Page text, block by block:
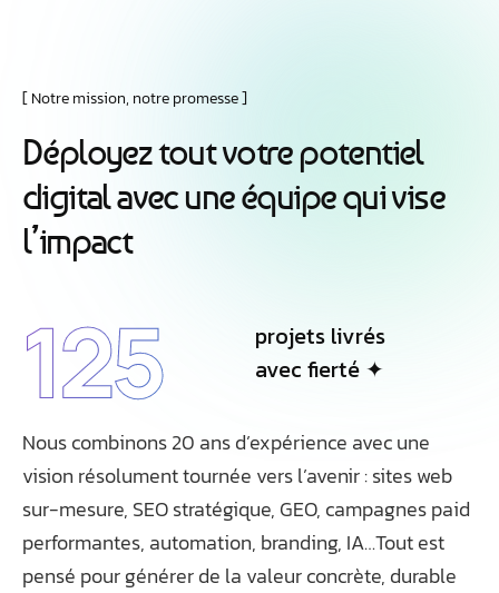
Notre mission, notre promesse
Déployeztoutvotrepotentiel
digitalavecuneéquipequivise
l’impact
projets livrés
avec fierté ✦
125
Nous combinons 20 ans d’expérience avec une
vision résolument tournée vers l’avenir : sites web
sur-mesure, SEO stratégique, GEO, campagnes paid
performantes, automation, branding, IA…Tout est
pensé pour générer de la valeur concrète, durable